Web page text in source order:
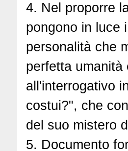
4. Nel proporre
pongono in luce
personalità che
perfetta umanità
all'interrogativo
costui?", che
del suo mistero
5. Documento